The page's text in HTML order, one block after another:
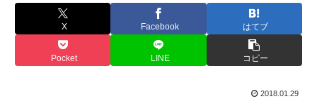
X Facebook はてブ
Pocket LINE コピー
2018.01.29